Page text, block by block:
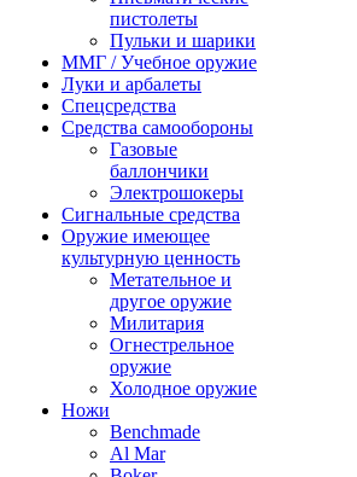
пистолеты
Пульки и шарики
ММГ / Учебное оружие
Луки и арбалеты
Спецсредства
Средства самообороны
Газовые
баллончики
Электрошокеры
Сигнальные средства
Оружие имеющее
культурную ценность
Метательное и
другое оружие
Милитария
Огнестрельное
оружие
Холодное оружие
Ножи
Benchmade
Al Mar